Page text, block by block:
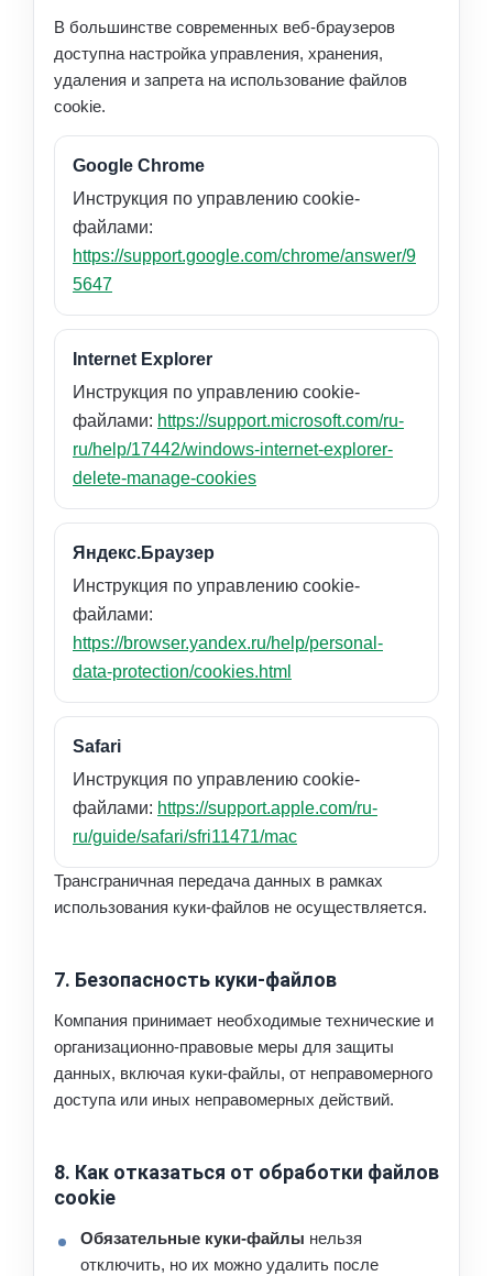
В большинстве современных веб-браузеров
доступна настройка управления, хранения,
удаления и запрета на использование файлов
cookie.
Google Chrome
Инструкция по управлению cookie-
файлами:
https://support.google.com/chrome/answer/9
5647
Internet Explorer
Инструкция по управлению cookie-
файлами: https://support.microsoft.com/ru-
ru/help/17442/windows-internet-explorer-
delete-manage-cookies
Яндекс.Браузер
Инструкция по управлению cookie-
файлами:
https://browser.yandex.ru/help/personal-
data-protection/cookies.html
Safari
Инструкция по управлению cookie-
файлами: https://support.apple.com/ru-
ru/guide/safari/sfri11471/mac
Трансграничная передача данных в рамках
использования куки-файлов не осуществляется.
7. Безопасность куки-файлов
Компания принимает необходимые технические и
организационно-правовые меры для защиты
данных, включая куки-файлы, от неправомерного
доступа или иных неправомерных действий.
8. Как отказаться от обработки файлов
cookie
Обязательные куки-файлы нельзя
отключить, но их можно удалить после